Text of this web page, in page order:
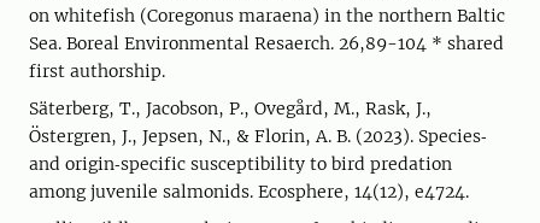
on whitefish (Coregonus maraena) in the northern Baltic
Sea. Boreal Environmental Resaerch. 26,89-104 * shared
first authorship.
Säterberg, T., Jacobson, P., Ovegård, M., Rask, J.,
Östergren, J., Jepsen, N., & Florin, A. B. (2023). Species‐
and origin‐specific susceptibility to bird predation
among juvenile salmonids. Ecosphere, 14(12), e4724.